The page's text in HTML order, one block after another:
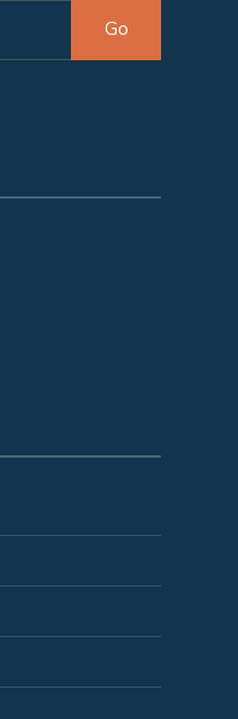
Go